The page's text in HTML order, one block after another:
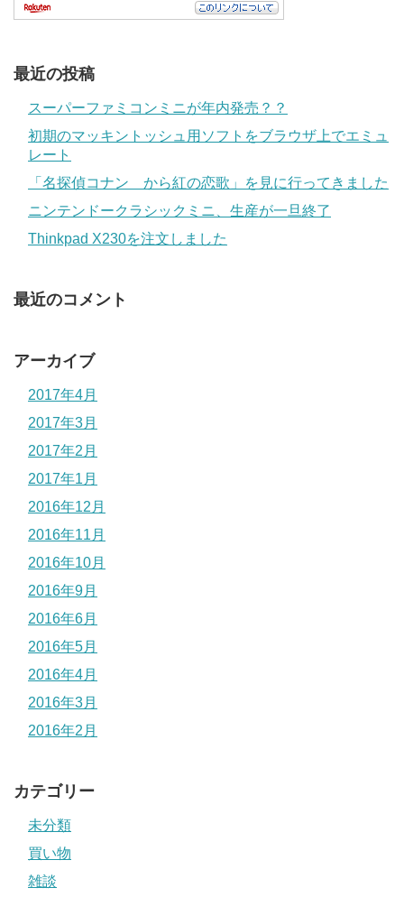
最近の投稿
スーパーファミコンミニが年内発売？？
初期のマッキントッシュ用ソフトをブラウザ上でエミュ
レート
「名探偵コナン から紅の恋歌」を見に行ってきました
ニンテンドークラシックミニ、生産が一旦終了
Thinkpad X230を注文しました
最近のコメント
アーカイブ
2017年4月
2017年3月
2017年2月
2017年1月
2016年12月
2016年11月
2016年10月
2016年9月
2016年6月
2016年5月
2016年4月
2016年3月
2016年2月
カテゴリー
未分類
買い物
雑談